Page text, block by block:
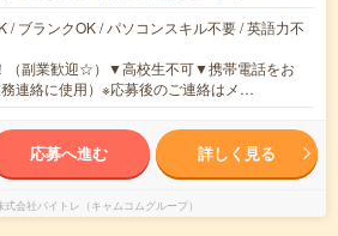
/ ブランクOK / パソコンスキル不要 / 英語力不
（副業歓迎☆）▼高校生不可▼携帯電話をお
連絡に使用）※応募後のご連絡はメ…
応募へ進む 詳しく見る
式会社バイトレ（キャムコムグループ）